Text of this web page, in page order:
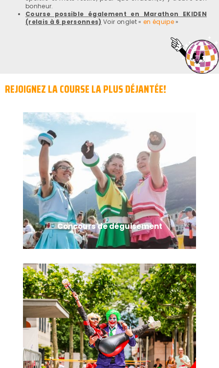
bonheur.
Course possible également en Marathon EKIDEN
(relais à 6 personnes) Voir onglet « en équipe »
REJOIGNEZ LA COURSE LA PLUS DÉJANTÉE!
Concours de déguisement
Thème 2026 : Années 80 ! Sortez vos looks rétro ! Les plus
beaux déguisements du jour seront invités à un concours
de déguisement durant les remises des prix pour tenter
d'être récompensés.